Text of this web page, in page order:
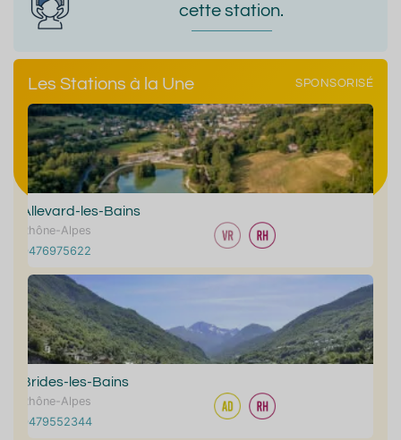
cette station.
Les Stations à la Une SPONSORISÉ
Allevard-les-Bains
Rhône-Alpes
0476975622
Brides-les-Bains
Rhône-Alpes
0479552344